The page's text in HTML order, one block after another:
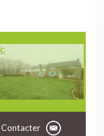
Contacter